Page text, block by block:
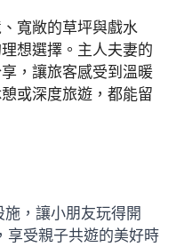
寬敞的草坪與戲水
想選擇。主人夫妻的
，讓旅客感受到溫暖
或深度旅遊，都能留
，讓小朋友玩得開
享受親子共遊的美好時